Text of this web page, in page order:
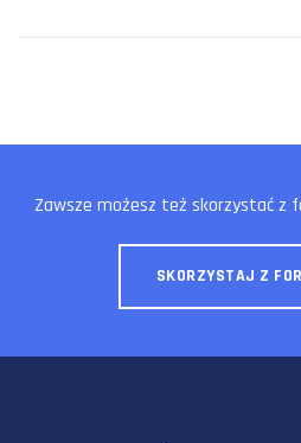
Zawsze możesz też skorzystać z
SKORZYSTAJ Z